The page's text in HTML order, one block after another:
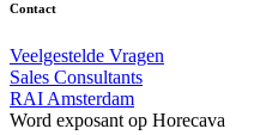
Contact
Veelgestelde Vragen
Sales Consultants
RAI Amsterdam
Word exposant op Horecava